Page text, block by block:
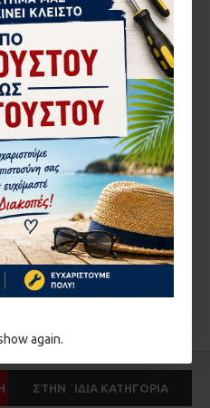
again.
η HTML δεν επεξεργάζεται!
Καλή
ΣΤΗΝ ΄ΙΔΙΑ ΚΑΤΗΓΟΡΊΑ